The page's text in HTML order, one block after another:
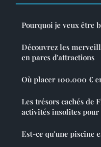
Pourquoi je veux être
Découvrez les
en parcs d'attractions
Où placer 100.000 €
Les trésors cachés de
activités insolites pour
Est-ce qu'une piscine